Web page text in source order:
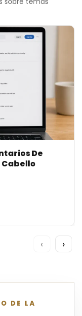
De
Cabello
‹ ›
DE LA